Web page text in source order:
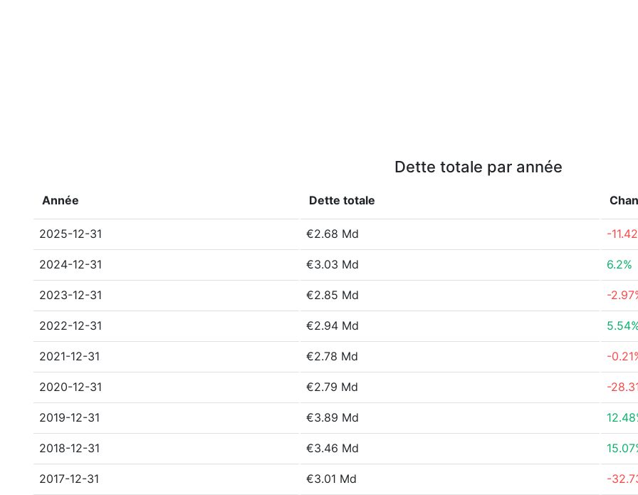
Dette totale par année
Année Dette totale
2025-12-31 €2.68 Md -
2024-12-31 €3.03 Md 6.2%
2023-12-31 €2.85 Md -
2022-12-31 €2.94 Md
2021-12-31 €2.78 Md -
2020-12-31 €2.79 Md -
2019-12-31 €3.89 Md
2018-12-31 €3.46 Md
2017-12-31 €3.01 Md -